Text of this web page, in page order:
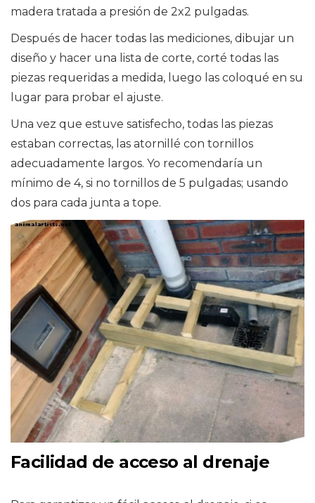
madera tratada a presión de 2x2 pulgadas.
Después de hacer todas las mediciones, dibujar un
diseño y hacer una lista de corte, corté todas las
piezas requeridas a medida, luego las coloqué en su
lugar para probar el ajuste.
Una vez que estuve satisfecho, todas las piezas
estaban correctas, las atornillé con tornillos
adecuadamente largos. Yo recomendaría un
mínimo de 4, si no tornillos de 5 pulgadas; usando
dos para cada junta a tope.
Facilidad de acceso al drenaje